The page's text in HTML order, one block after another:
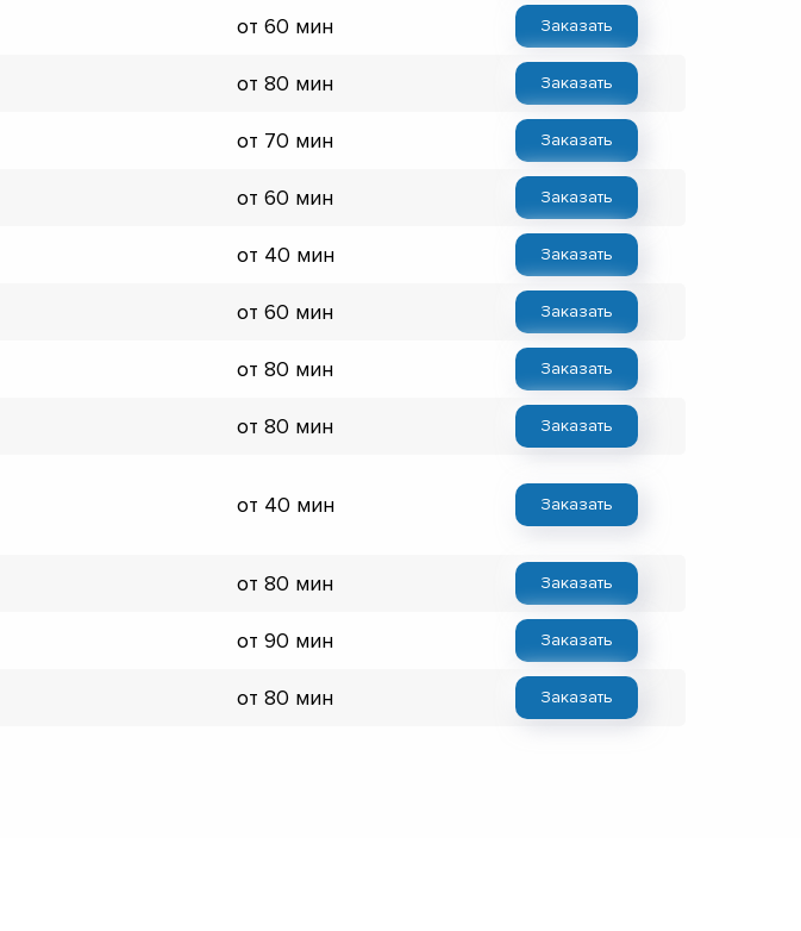
от 60 мин Заказать
от 80 мин Заказать
от 70 мин Заказать
от 60 мин Заказать
от 40 мин Заказать
от 60 мин Заказать
от 80 мин Заказать
от 80 мин Заказать
от 40 мин Заказать
от 80 мин Заказать
от 90 мин Заказать
от 80 мин Заказать